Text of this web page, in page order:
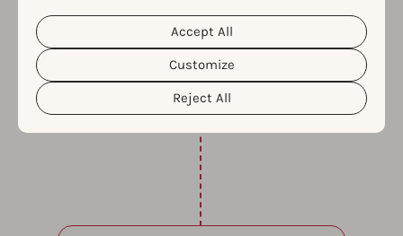
personal data and the different cookies we use, please
read our
Cookie Policy&Privacy Policy
customize your cookie settings and preferences by
clicking the “Customize” button.
Reject All
Customize
Accept All
용자의 필요에 따라 맞춤형으로 제공되는 ASO 에이전
시 서비스를 통해 앱의 라이프 사이클 모든 단계에서
목표를 달성할 수 있도록 지원합니다.